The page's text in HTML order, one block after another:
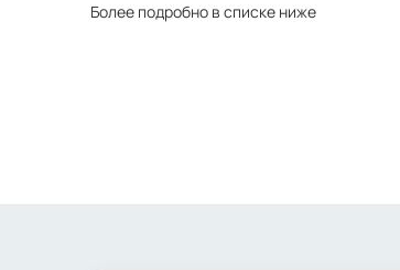
Более подробно в списке ниже